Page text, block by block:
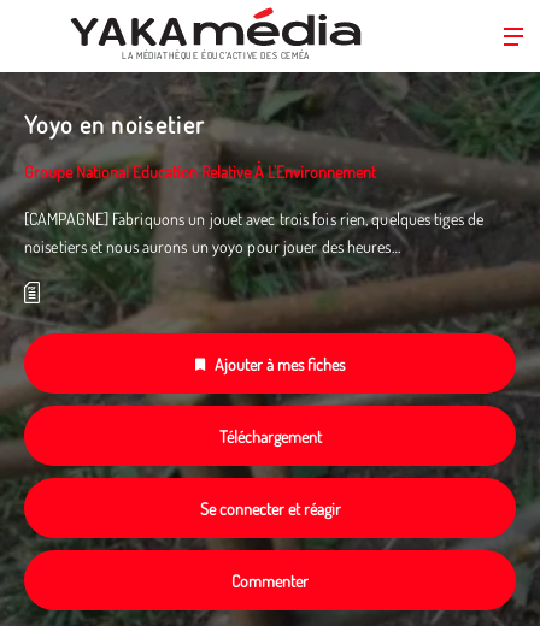
Aller
au
contenu
principal
LA MÉDIATHÈQUE ÉDUC’ACTIVE DES CEMÉA
Yoyo en noisetier
Groupe National Education Relative À L'Environnement
[CAMPAGNE] Fabriquons un jouet avec trois fois rien, quelques tiges de
noisetiers et nous aurons un yoyo pour jouer des heures…
Ajouter à mes fiches
Téléchargement
Se connecter et réagir
Commenter